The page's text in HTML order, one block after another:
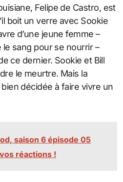
Felipe de Castro, est
boit un verre avec Sookie
d’une jeune femme –
sang pour se nourrir –
ce dernier. Sookie et Bill
le meurtre. Mais la
décidée à faire vivre un
saison 6 épisode 05
réactions !